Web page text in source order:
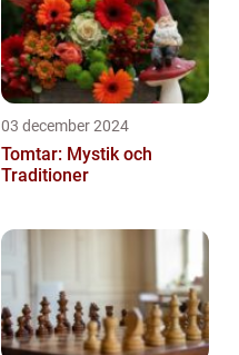
03 december 2024
Tomtar: Mystik och
Traditioner